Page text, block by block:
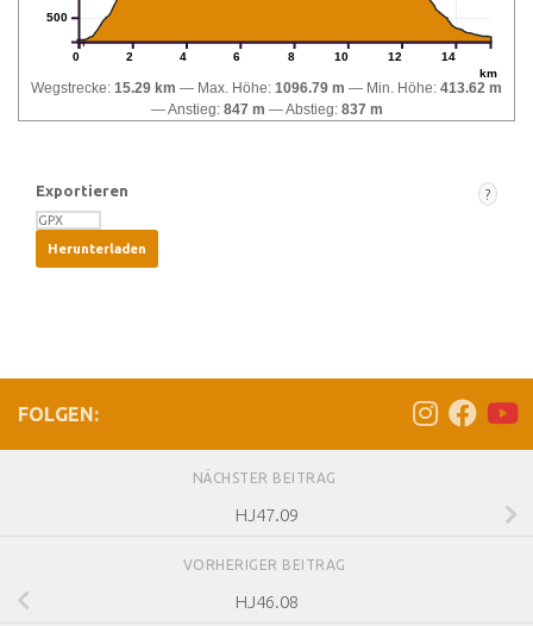
0 2 4 6 8 10 12 14
km
500
Wegstrecke: 15.29 km Max. Höhe: 1096.79 m Min. Höhe: 413.62 m
Anstieg: 847 m Abstieg: 837 m
?
Exportieren
FOLGEN:
NÄCHSTER BEITRAG
HJ47.09
VORHERIGER BEITRAG
HJ46.08